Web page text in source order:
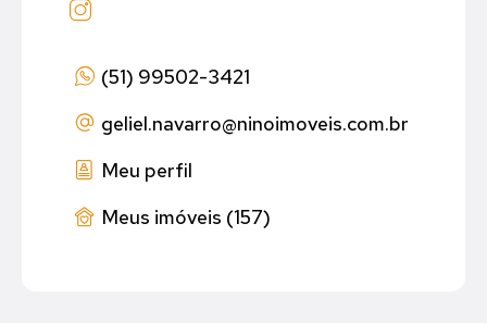
(51) 99502-3421
geliel.navarro@ninoimoveis.com.br
Meu perfil
Meus imóveis (157)